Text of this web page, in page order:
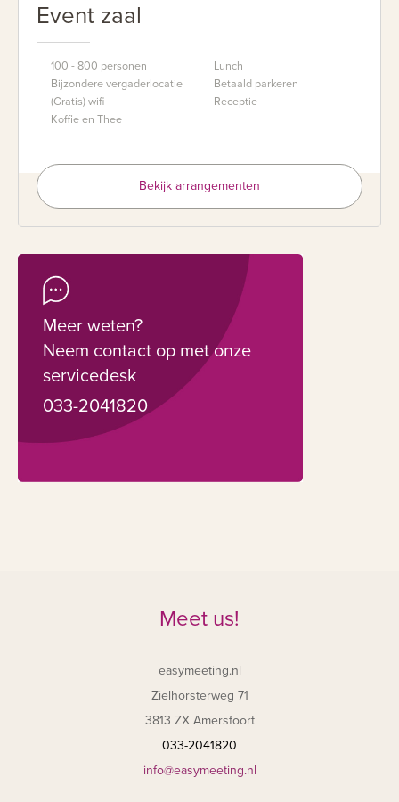
Event zaal
100 - 800 personen
Bijzondere vergaderlocatie
(Gratis) wifi
Koffie en Thee
Lunch
Betaald parkeren
Receptie
Bekijk arrangementen
Meer weten?
Neem contact op met onze
servicedesk
033-2041820
Meet us!
easymeeting.nl
Zielhorsterweg 71
3813 ZX Amersfoort
033-2041820
info@easymeeting.nl